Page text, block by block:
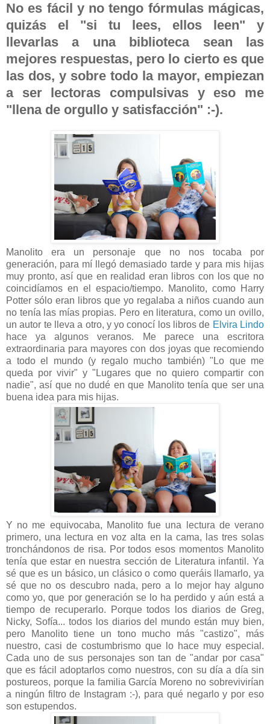
No es fácil y no tengo fórmulas mágicas,
quizás el "si tu lees, ellos leen" y
llevarlas a una biblioteca sean las
mejores respuestas, pero lo cierto es que
las dos, y sobre todo la mayor, empiezan
a ser lectoras compulsivas y eso me
"llena de orgullo y satisfacción" :-).
Manolito era un personaje que no nos tocaba por
generación, para mí llegó demasiado tarde y para mis hijas
muy pronto, así que en realidad eran libros con los que no
coincidíamos en el espacio/tiempo. Manolito, como Harry
Potter sólo eran libros que yo regalaba a niños cuando aun
no tenía las mías propias. Pero en literatura, como un ovillo,
un autor te lleva a otro, y yo conocí los libros de Elvira Lindo
hace ya algunos veranos. Me parece una escritora
extraordinaria para mayores con dos joyas que recomiendo
a todo el mundo (y regalo mucho también) "Lo que me
queda por vivir" y "Lugares que no quiero compartir con
nadie", así que no dudé en que Manolito tenía que ser una
buena idea para mis hijas.
Y no me equivocaba, Manolito fue una lectura de verano
primero, una lectura en voz alta en la cama, las tres solas
tronchándonos de risa. Por todos esos momentos Manolito
tenía que estar en nuestra sección de Literatura infantil. Ya
sé que es un básico, un clásico o como queráis llamarlo, ya
sé que no os descubro nada, pero a lo mejor hay alguno
como yo, que por generación se lo ha perdido y aún está a
tiempo de recuperarlo. Porque todos los diarios de Greg,
Nicky, Sofía... todos los diarios del mundo están muy bien,
pero Manolito tiene un tono mucho más "castizo", más
nuestro, casi de costumbrismo que lo hace muy especial.
Cada uno de sus personajes son tan de "andar por casa"
que es fácil adoptarlos como nuestros, con su día a día sin
postureos, porque la familia García Moreno no sobrevivirían
a ningún filtro de Instagram :-), para qué negarlo y por eso
son estupendos.